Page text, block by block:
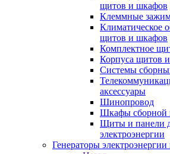
щитов и шкафов
Клеммные
Климатическое
щитов и шкафов
Комплектное
Корпуса щитов
Системы
аксессуары
Шинопровод
Шкафы сборной
Щиты и панели
электроэнергии
Генераторы